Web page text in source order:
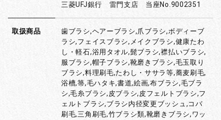
三菱UFJ銀行 雷門支店 当座No.9002351
取扱商品
歯ブラシ,ヘアーブラシ,爪ブラシ,ボディーブ
ラシ,フェイスブラシ,メイクブラシ,健康たわ
し・軽石,浴用タオル,髭ブラシ,襟払いブラシ,
服ブラシ,帽子ブラシ,靴磨きブラシ,毛玉取り
ブラシ,料理刷毛,たわし・ササラ等,蕎麦刷毛,
浴槽,箒,毛ハタキ,書道,絵画,布ブラシ,毛ブラ
シ,毛糸ブラシ,皮ブラシ,皮フェルトブラシ,フ
ェルトブラシ,ブラシ内径変更ブッシュ,コバ
刷毛,三角刷毛,竹ブラシ類,靴磨きブラシ,ワッ